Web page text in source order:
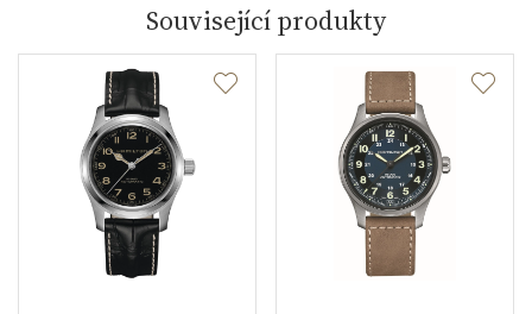
Datumovka
Sekundová ručka
Související produkty